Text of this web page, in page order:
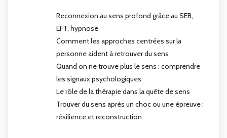
Reconnexion au sens profond grâce au SEB,
EFT, hypnose
Comment les approches centrées sur la
personne aident à retrouver du sens
Quand on ne trouve plus le sens : comprendre
les signaux psychologiques
Le rôle de la thérapie dans la quête de sens
Trouver du sens après un choc ou une épreuve :
résilience et reconstruction